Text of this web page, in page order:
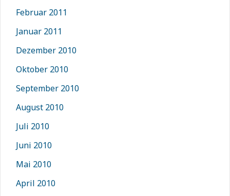
Februar 2011
Januar 2011
Dezember 2010
Oktober 2010
September 2010
August 2010
Juli 2010
Juni 2010
Mai 2010
April 2010